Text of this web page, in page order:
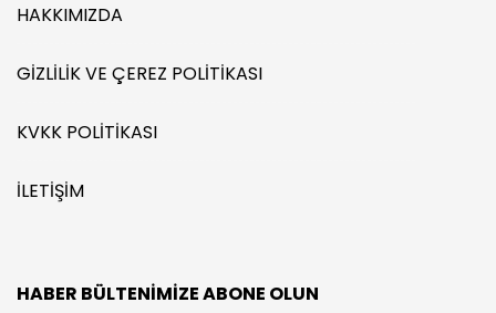
HAKKIMIZDA
GIZLILIK VE ÇEREZ POLITIKASI
KVKK POLITIKASI
İLETIŞIM
HABER BÜLTENIMIZE ABONE OLUN